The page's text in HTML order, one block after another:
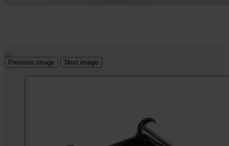
Previous image Next image